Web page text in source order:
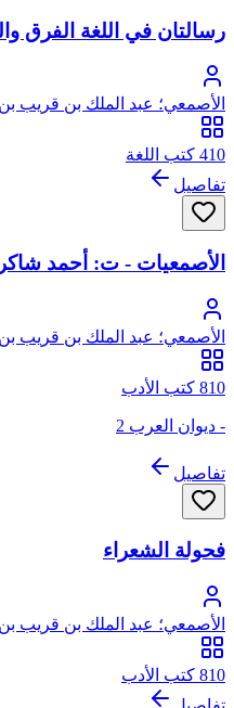
رسالتان في اللغة الفرق
الأصمعي؛ عبد الملك بن قريب
الأصمعي
410 كتب اللغة
تفاصيل
الأصمعيات - ت: أحمد
الأصمعي؛ عبد الملك بن قريب
الأصمعي
810 كتب الأدب
- ديوان العرب 2
تفاصيل
فحولة الشعراء
الأصمعي؛ عبد الملك بن قريب
الأصمعي
810 كتب الأدب